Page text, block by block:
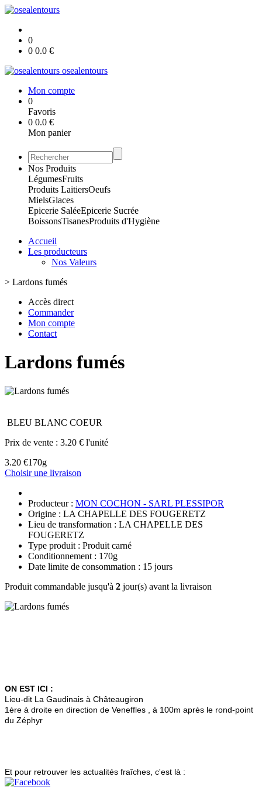
0
0 0.0 €
osealentours
Mon compte
0
Favoris
0 0.0 €
Mon panier
Nos Produits
LégumesFruits
Produits LaitiersOeufs
MielsGlaces
Epicerie SaléeEpicerie Sucrée
BoissonsTisanesProduits d'Hygiène
Accueil
Les producteurs
Nos Valeurs
> Lardons fumés
Accès direct
Commander
Mon compte
Contact
Lardons fumés
BLEU BLANC COEUR
Prix de vente : 3.20 € l'unité
3.20 €170g
Choisir une livraison
Producteur : MON COCHON - SARL PLESSIPOR
Origine : LA CHAPELLE DES FOUGERETZ
Lieu de transformation : LA CHAPELLE DES
FOUGERETZ
Type produit : Produit carné
Conditionnement : 170g
Date limite de consommation : 15 jours
Produit commandable jusqu'à 2 jour(s) avant la livraison
ON EST ICI :
Lieu-dit La Gaudinais à Châteaugiron
1ère à droite en direction de Veneffles , à 100m après le rond-point
du Zéphyr
Et pour retrouver les actualités fraîches, c'est là :